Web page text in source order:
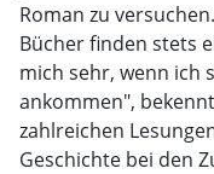
Roman zu
Bücher finden stets
mich sehr, wenn ich
ankommen",
zahlreichen
Geschichte bei den